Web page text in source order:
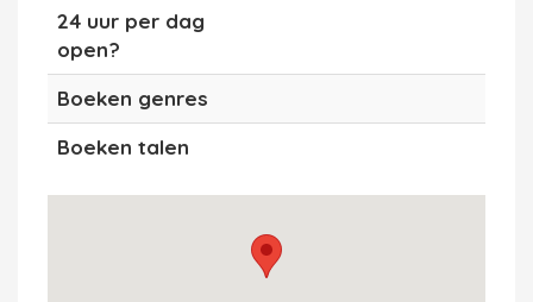
24 uur per dag
open?
Boeken genres
Boeken talen